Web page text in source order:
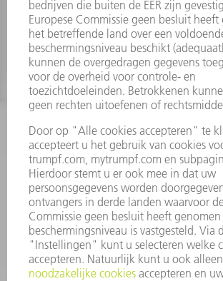
Materiaalnummer:1610895
INFORMATIE
Veel gestelde vragen
Algemene voorwaarden
CONTACT
+31 88 4002 400
Ma. - vr. 8.00 - 17.00 uur
onderdelen.tnl@de.trumpf.com